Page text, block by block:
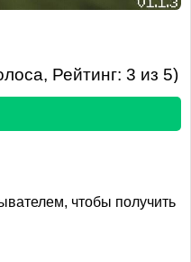
Рейтинг:3 из 5)
чтобы получить